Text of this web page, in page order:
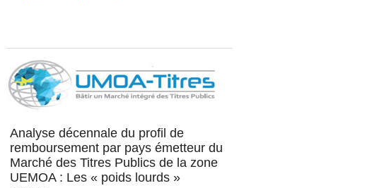
Analyse décennale du profil de
remboursement par pays émetteur du
Marché des Titres Publics de la zone
UEMOA : Les « poids lourds »